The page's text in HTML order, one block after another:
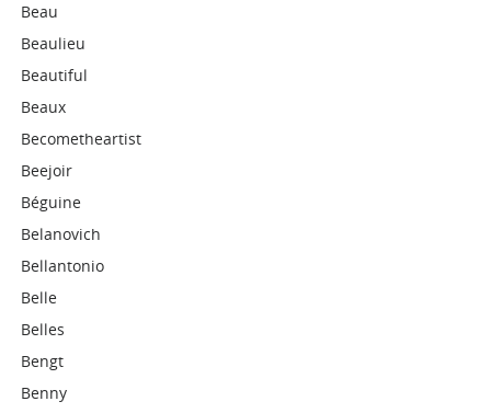
Beau
Beaulieu
Beautiful
Beaux
Becometheartist
Beejoir
Béguine
Belanovich
Bellantonio
Belle
Belles
Bengt
Benny